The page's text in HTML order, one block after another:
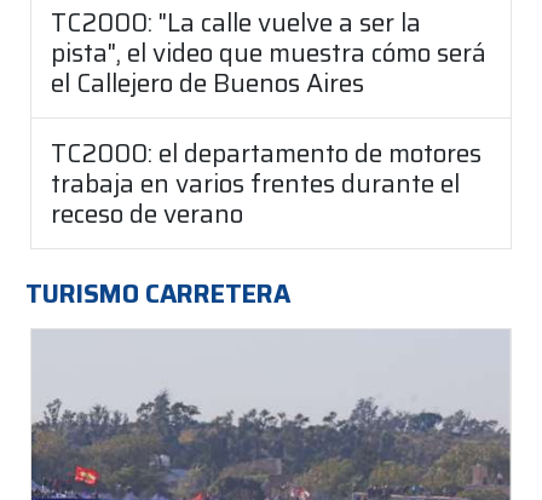
TC2000: "La calle vuelve a ser la
pista", el video que muestra cómo será
el Callejero de Buenos Aires
TC2000: el departamento de motores
trabaja en varios frentes durante el
receso de verano
TURISMO CARRETERA